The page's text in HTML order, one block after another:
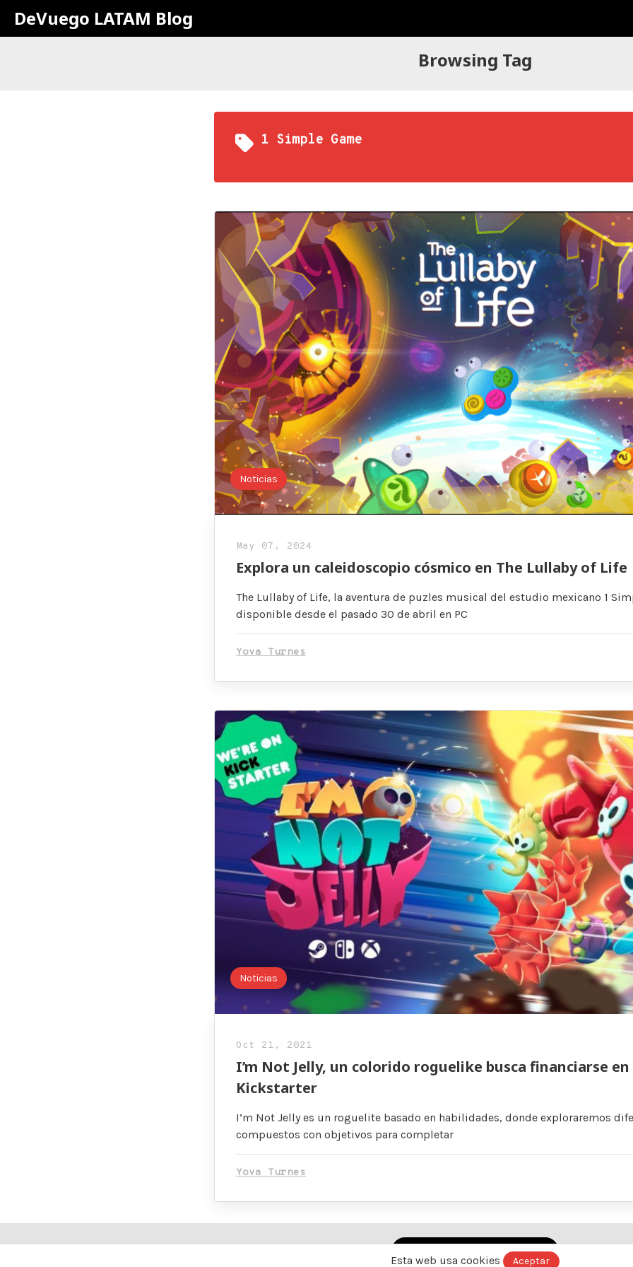
DeVuego LATAM Blog
Browsing Tag
1 Simple Game
Noticias
May 07, 2024
Explora un caleidoscopio cósmico en The Lullaby of Life
The Lullaby of Life, la aventura de puzles musical del estudio mexicano 1
disponible desde el pasado 30 de abril en PC
Yova Turnes
Noticias
Oct 21, 2021
I’m Not Jelly, un colorido roguelike busca financiarse en
Kickstarter
I’m Not Jelly es un roguelite basado en habilidades, donde exploraremos
compuestos con objetivos para completar
Yova Turnes
Ver versión normal (no AMP)
Esta web usa cookies Aceptar